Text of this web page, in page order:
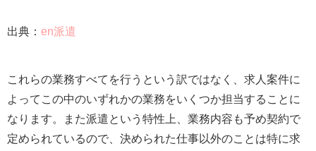
出典： en派遣
これらの業務すべてを行うという訳ではなく、求人案件に
よってこの中のいずれかの業務をいくつか担当することに
なります。また派遣という特性上、業務内容も予め契約で
定められているので、決められた仕事以外のことは特に求